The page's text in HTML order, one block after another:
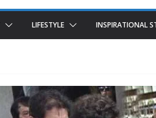
LIFESTYLE INSPIRATIONAL